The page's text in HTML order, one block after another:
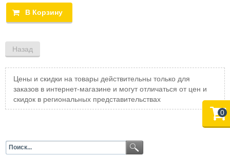
Цены и скидки на товары действительны только для
заказов в интернет-магазине и могут отличаться от цен и
скидок в региональных представительствах
0